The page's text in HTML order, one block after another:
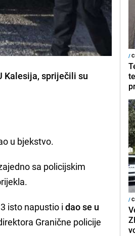
Kalesija,spriječili su
u bjekstvo.
sa policijskim
isto napustio idao se u
Granične policije
/
/